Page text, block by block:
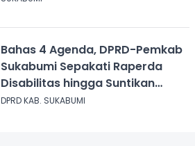
Bahas 4 Agenda, DPRD-Pemkab
Sukabumi Sepakati Raperda
Disabilitas hingga Suntikan
Modal Perum Pesona Wisata
DPRD KAB. SUKABUMI